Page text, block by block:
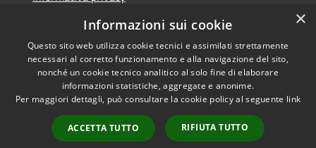
Accessibilità
IBAN, CCP, fatturazione
elettronica e altri codici
×
Informazioni sui cookie
Questo sito web utilizza cookie tecnici e assimilati strettamente
necessari al corretto funzionamento e alla navigazione del sito,
nonché un cookie tecnico analitico al solo fine di elaborare
informazioni statistiche, aggregate e anonime.
Per maggiori dettagli, può consultare la cookie policy al seguente link
ACCETTA TUTTO RIFIUTA TUTTO